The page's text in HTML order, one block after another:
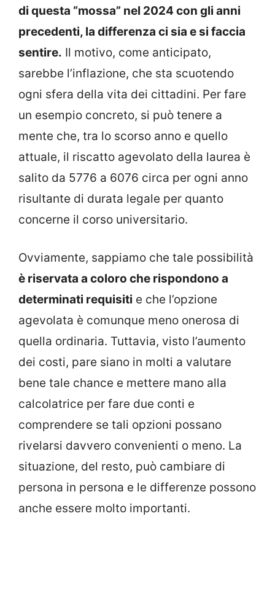
di questa “mossa” nel 2024 con gli anni
precedenti, la differenza ci sia e si faccia
sentire. Il motivo, come anticipato,
sarebbe l’inflazione, che sta scuotendo
ogni sfera della vita dei cittadini. Per fare
un esempio concreto, si può tenere a
mente che, tra lo scorso anno e quello
attuale, il riscatto agevolato della laurea è
salito da 5776 a 6076 circa per ogni anno
risultante di durata legale per quanto
concerne il corso universitario.
Ovviamente, sappiamo che tale possibilità
è riservata a coloro che rispondono a
determinati requisiti e che l’opzione
agevolata è comunque meno onerosa di
quella ordinaria. Tuttavia, visto l’aumento
dei costi, pare siano in molti a valutare
bene tale chance e mettere mano alla
calcolatrice per fare due conti e
comprendere se tali opzioni possano
rivelarsi davvero convenienti o meno. La
situazione, del resto, può cambiare di
persona in persona e le differenze possono
anche essere molto importanti.